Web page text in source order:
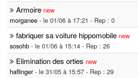
Armoire new
morganee - le 01/06 à 17:21 - Rep : 0
fabriquer sa voiture hippomobile new
sosohb - le 01/06 à 15:14 - Rep : 26
Elimination des orties new
haflinger - le 31/05 à 15:57 - Rep : 29